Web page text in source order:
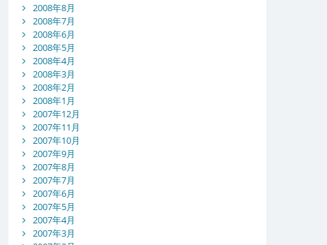
2008年8月
2008年7月
2008年6月
2008年5月
2008年4月
2008年3月
2008年2月
2008年1月
2007年12月
2007年11月
2007年10月
2007年9月
2007年8月
2007年7月
2007年6月
2007年5月
2007年4月
2007年3月